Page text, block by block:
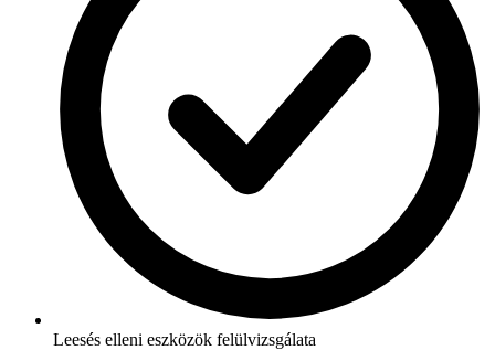
Leesés elleni eszközök felülvizsgálata